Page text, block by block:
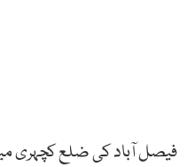
فیصل آباد کی ضلع کچہری